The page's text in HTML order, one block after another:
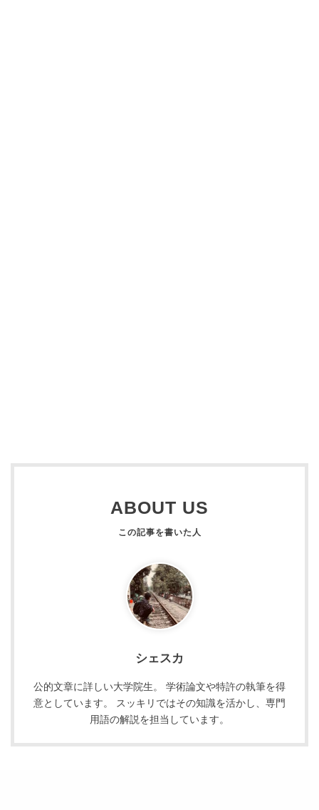
ABOUT US
シェスカ
公的文章に詳しい大学院生。 学術論文や特許の執筆を得
意としています。 スッキリではその知識を活かし、専門
用語の解説を担当しています。